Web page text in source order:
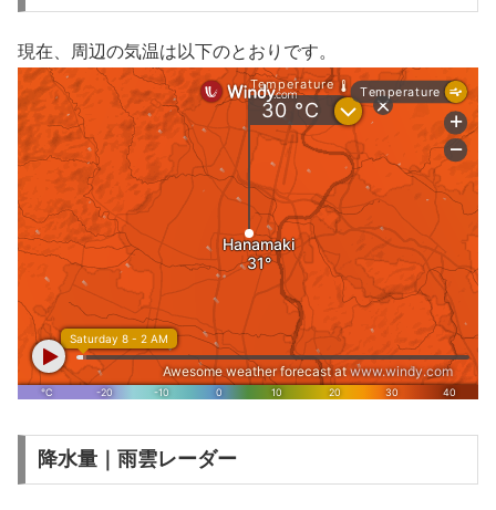
現在、周辺の気温は以下のとおりです。
降水量｜雨雲レーダー